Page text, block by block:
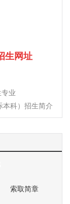
生网址
业
科）招生简介
索取简章